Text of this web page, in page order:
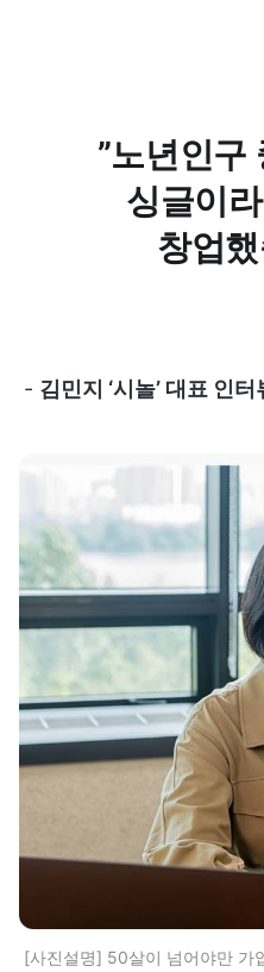
”노년인
싱글이
창업
- 김민지 ‘시놀’ 대표 인터
[사진설명] 50살이 넘어야만 가